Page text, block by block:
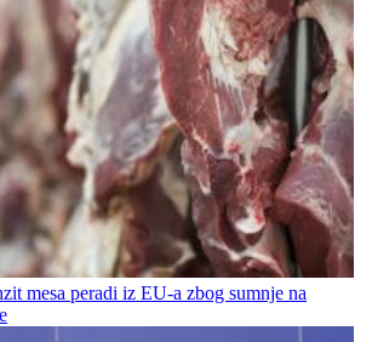
mesa peradi iz EU-a zbog sumnje na